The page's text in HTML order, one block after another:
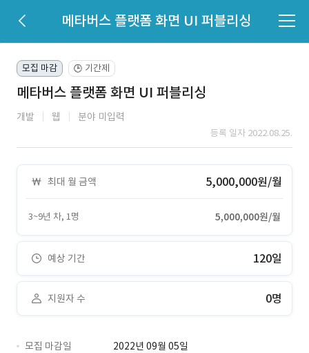
메타버스 플랫폼 화면 UI 퍼블리싱
모집 마감 🕒 기간제
메타버스 플랫폼 화면 UI 퍼블리싱
개발 웹 분야 미입력
등록 일자 2022.08.25.
최대 월 금액 5,000,000원/월
3~9년 차, 1명 5,000,000원/월
예상 기간 120일
지원자 수 0명
모집 마감일
2022년 09월 05일